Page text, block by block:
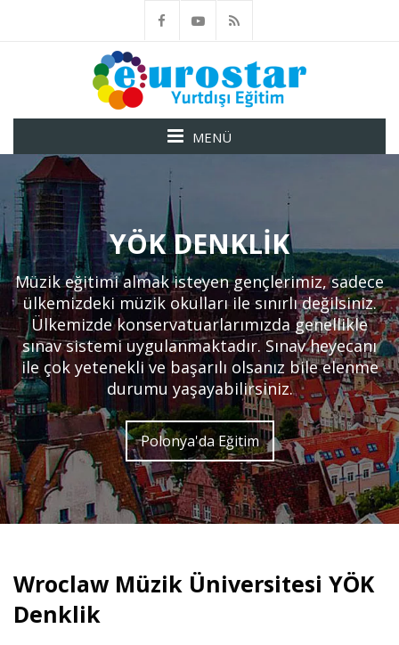
MENÜ
YÖK DENKLIK
Müzik eğitimi almak isteyen gençlerimiz, sadece
ülkemizdeki müzik okulları ile sınırlı değilsiniz.
Ülkemizde konservatuarlarımızda genellikle
sınav sistemi uygulanmaktadır. Sınav heyecanı
ile çok yetenekli ve başarılı olsanız bile elenme
durumu yaşayabilirsiniz.
Polonya'da Eğitim
Wroclaw Müzik Üniversitesi YÖK
Denklik